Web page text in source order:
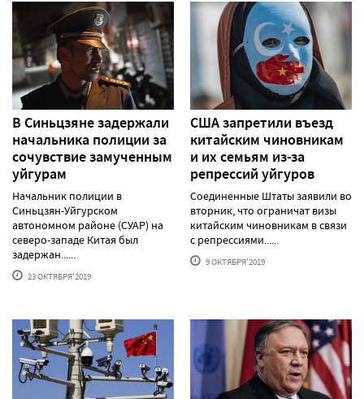
В Синьцзяне задержали
начальника полиции за
сочувствие замученным
уйгурам
Начальник полиции в
Синьцзян-Уйгурском
автономном районе (СУАР) на
северо-западе Китая был
задержан......
23 ОКТЯБРЯ'2019
США запретили въезд
китайским чиновникам
и их семьям из-за
репрессий уйгуров
Соединенные Штаты заявили во
вторник, что ограничат визы
китайским чиновникам в связи
с репрессиями......
9 ОКТЯБРЯ'2019